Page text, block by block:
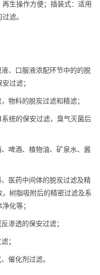
生操作方便；插装式：适用
滤。
、口服液浓配环节中的的脱
过滤；
物料的脱炭过滤和精滤；
统的保安过滤，臭气灭菌后
啤酒、植物油、矿泉水、酱
医药中间体的脱炭过滤及精
树脂吸附后的精密过滤及系
化等；
渗透的保安过滤；
；
催化剂过滤。